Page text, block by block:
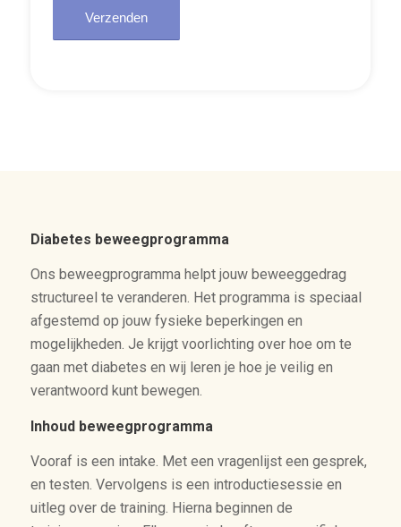
Diabetes beweegprogramma
Ons beweegprogramma helpt jouw beweeggedrag
structureel te veranderen. Het programma is speciaal
afgestemd op jouw fysieke beperkingen en
mogelijkheden. Je krijgt voorlichting over hoe om te
gaan met diabetes en wij leren je hoe je veilig en
verantwoord kunt bewegen.
Inhoud beweegprogramma
Vooraf is een intake. Met een vragenlijst een gesprek,
en testen. Vervolgens is een introductiesessie en
uitleg over de training. Hierna beginnen de